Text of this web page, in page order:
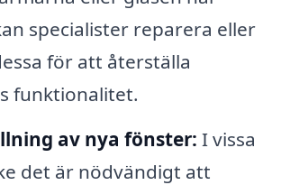
specialister reparera eller
för att återställa
funktionalitet.
av nya fönster: I vissa
det är nödvändigt att